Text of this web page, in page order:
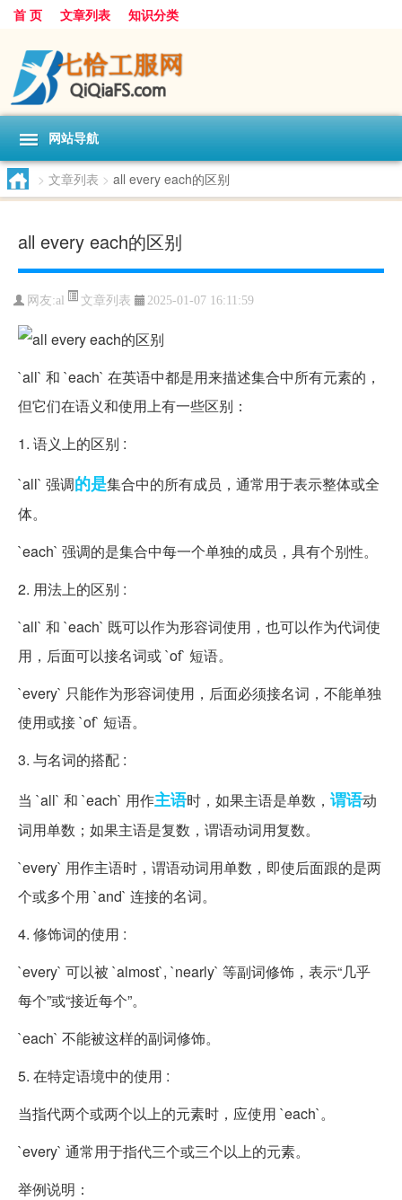
首 页 文章列表 知识分类
网站导航
> 文章列表 > all every each的区别
all every each的区别
网友:al 文章列表 2025-01-07 16:11:59
`all` 和 `each` 在英语中都是用来描述集合中所有元素的，
但它们在语义和使用上有一些区别：
1. 语义上的区别 :
`all` 强调的是集合中的所有成员，通常用于表示整体或全
体。
`each` 强调的是集合中每一个单独的成员，具有个别性。
2. 用法上的区别 :
`all` 和 `each` 既可以作为形容词使用，也可以作为代词使
用，后面可以接名词或 `of` 短语。
`every` 只能作为形容词使用，后面必须接名词，不能单独
使用或接 `of` 短语。
3. 与名词的搭配 :
当 `all` 和 `each` 用作主语时，如果主语是单数， 谓语动
词用单数；如果主语是复数，谓语动词用复数。
`every` 用作主语时，谓语动词用单数，即使后面跟的是两
个或多个用 `and` 连接的名词。
4. 修饰词的使用 :
`every` 可以被 `almost`, `nearly` 等副词修饰，表示“几乎
每个”或“接近每个”。
`each` 不能被这样的副词修饰。
5. 在特定语境中的使用 :
当指代两个或两个以上的元素时，应使用 `each`。
`every` 通常用于指代三个或三个以上的元素。
举例说明：